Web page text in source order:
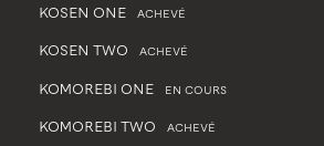
KOSEN ONE ACHEVÉ
KOSEN TWO ACHEVÉ
KOMOREBI ONE EN COURS
KOMOREBI TWO ACHEVÉ